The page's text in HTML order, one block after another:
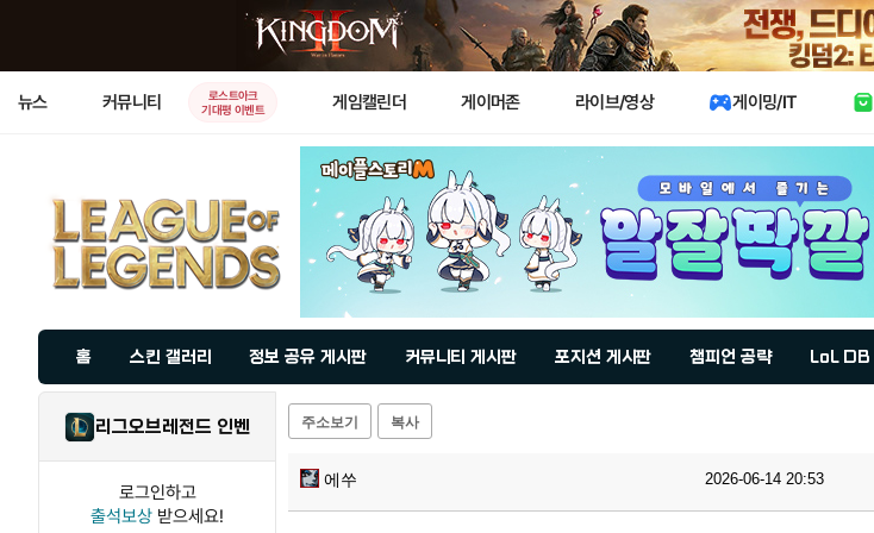
뉴스 커뮤니티
로스트아크
기대평 이벤트
게임캘린더 게이머존 라이브/영상 게이밍/IT
홈 스킨 갤러리 정보 공유 게시판 커뮤니티 게시판 포지션 게시판 챔피언 공략 LoL DB
리그오브레전드 인벤
로그인하고
출석보상 받으세요!
주소보기 복사
에쑤 2026-06-14 20:53